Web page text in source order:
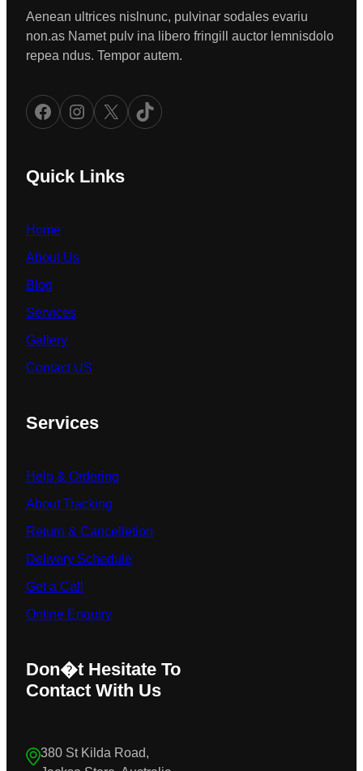
Aenean ultrices nislnunc, pulvinar sodales evariu
non.as Namet pulv ina libero fringill auctor lemnisdolo
repea ndus. Tempor autem.
Facebook Instagram X TikTok
Quick Links
Home
About Us
Blog
Services
Gallery
Contact US
Services
Help & Ordering
About Tracking
Return & Cancelletion
Delivery Schedule
Get a Call
Online Enquiry
Don�t Hesitate To
Contact With Us
380 St Kilda Road,